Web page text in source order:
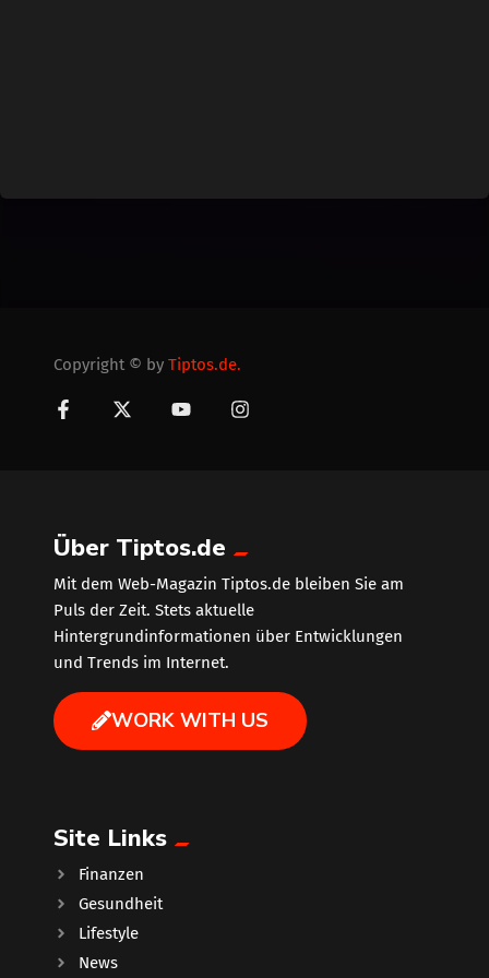
Copyright © by Tiptos.de.
Über Tiptos.de
Mit dem Web-Magazin Tiptos.de bleiben Sie am
Puls der Zeit. Stets aktuelle
Hintergrundinformationen über Entwicklungen
und Trends im Internet.
WORK WITH US
Site Links
Finanzen
Gesundheit
Lifestyle
News